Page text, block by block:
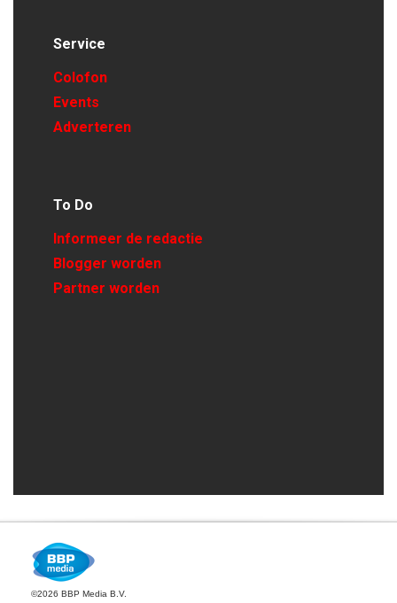
Service
Colofon
Events
Adverteren
To Do
Informeer de redactie
Blogger worden
Partner worden
©2026 BBP Media B.V.